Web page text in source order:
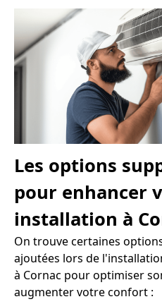
Les options
pour enhancer
installation à
On trouve certaines
ajoutées lors de
à Cornac pour optimiser
augmenter votre confort :